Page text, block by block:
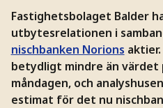
Fastighetsbolaget Balder
utbytesrelationen i
nischbanken Norions
betydligt mindre än värdet
måndagen, och
estimat för det nu